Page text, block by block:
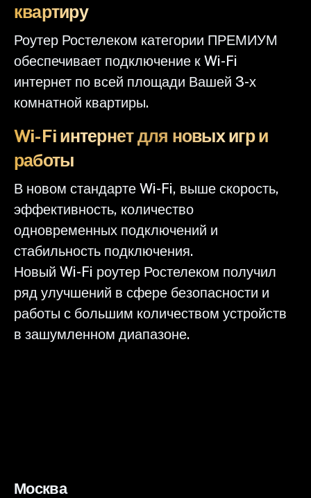
квартиру
Роутер Ростелеком категории ПРЕМИУМ
обеспечивает подключение к Wi-Fi
интернет по всей площади Вашей 3-х
комнатной квартиры.
Wi-Fi интернет для новых игр и
работы
В новом стандарте Wi-Fi, выше скорость,
эффективность, количество
одновременных подключений и
стабильность подключения.
Новый Wi-Fi роутер Ростелеком получил
ряд улучшений в сфере безопасности и
работы с большим количеством устройств
в зашумленном диапазоне.
Москва